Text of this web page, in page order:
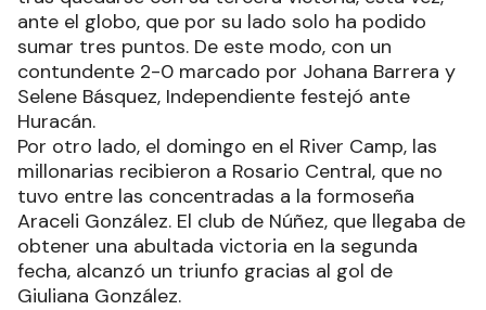
ante el globo, que por su lado solo ha podido
sumar tres puntos. De este modo, con un
contundente 2-0 marcado por Johana Barrera y
Selene Básquez, Independiente festejó ante
Huracán.
Por otro lado, el domingo en el River Camp, las
millonarias recibieron a Rosario Central, que no
tuvo entre las concentradas a la formoseña
Araceli González. El club de Núñez, que llegaba de
obtener una abultada victoria en la segunda
fecha, alcanzó un triunfo gracias al gol de
Giuliana González.